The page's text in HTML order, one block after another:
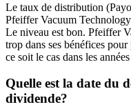
Le taux de distribution
Pfeiffer Vacuum
Le niveau est bon. Pfeiffer
trop dans ses bénéfices
ce soit le cas dans les
Quelle est la date du
dividende?